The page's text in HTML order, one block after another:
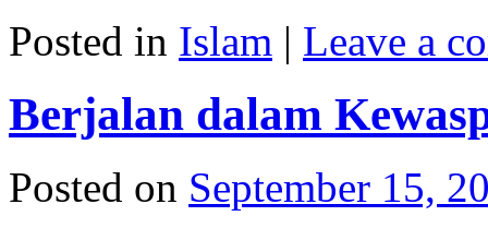
Posted in Islam | Leave a
Berjalan dalam
Posted on September 15,